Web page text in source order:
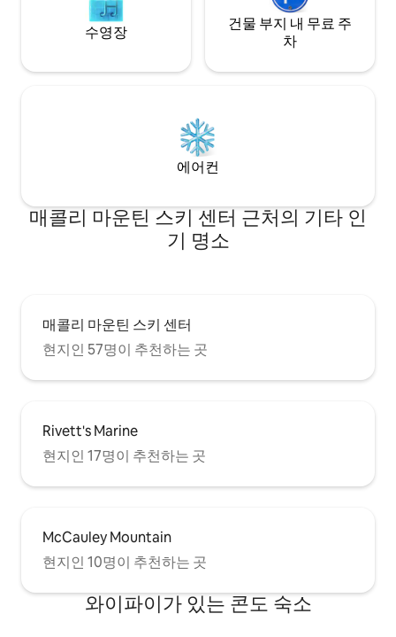
수영장
건물 부지 내 무료 주
차
에어컨
매콜리 마운틴 스키 센터 근처의 기타 인
기 명소
매콜리 마운틴 스키 센터
현지인 57명이 추천하는 곳
Rivett's Marine
현지인 17명이 추천하는 곳
McCauley Mountain
현지인 10명이 추천하는 곳
와이파이가 있는 콘도 숙소